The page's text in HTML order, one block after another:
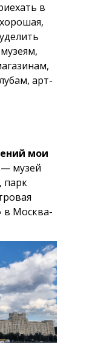
в
арт-
мои
— музей
парк
в Москва-